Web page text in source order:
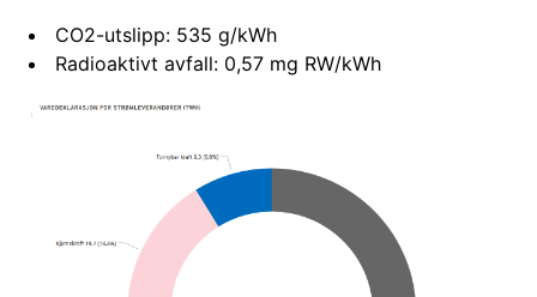
CO2-utslipp: 535 g/kWh
Radioaktivt avfall: 0,57 mg RW/kWh